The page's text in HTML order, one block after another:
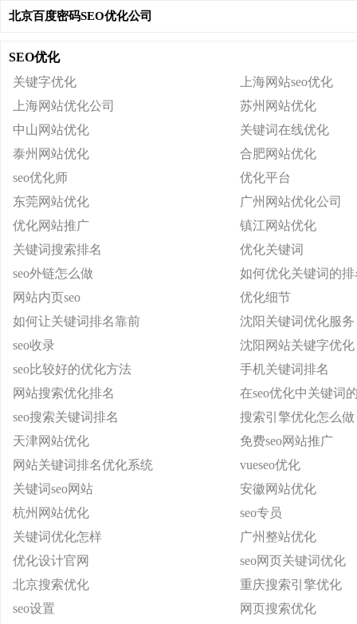
北京百度密码SEO优化公司
SEO优化
关键字优化
上海网站seo优化
上海网站优化公司
苏州网站优化
中山网站优化
关键词在线优化
泰州网站优化
合肥网站优化
seo优化师
优化平台
东莞网站优化
广州网站优化公司
优化网站推广
镇江网站优化
关键词搜索排名
优化关键词
seo外链怎么做
如何优化关键词的排
网站内页seo
优化细节
如何让关键词排名靠前
沈阳关键词优化服务
seo收录
沈阳网站关键字优化
seo比较好的优化方法
手机关键词排名
网站搜索优化排名
在seo优化中关键词
seo搜索关键词排名
搜索引擎优化怎么做
天津网站优化
免费seo网站推广
网站关键词排名优化系统
vueseo优化
关键词seo网站
安徽网站优化
杭州网站优化
seo专员
关键词优化怎样
广州整站优化
优化设计官网
seo网页关键词优化
北京搜索优化
重庆搜索引擎优化
seo设置
网页搜索优化